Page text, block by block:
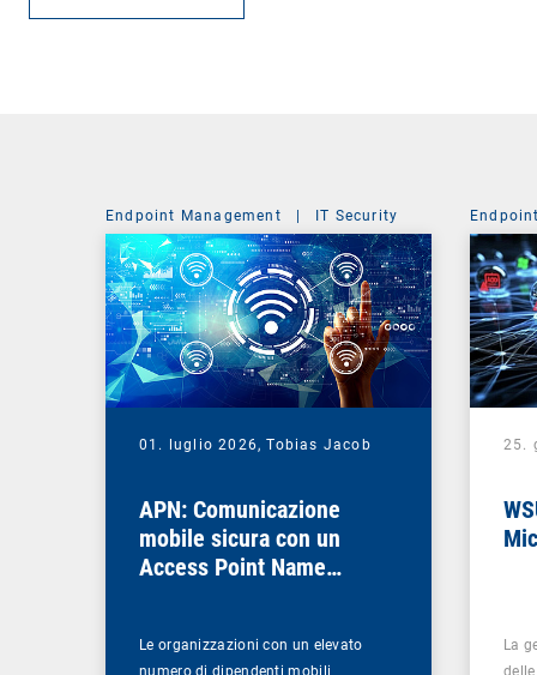
Endpoint Management | IT Security
01. luglio 2026,Tobias Jacob
APN: Comunicazione
mobile sicura con un
Access Point Name
Le organizzazioni con un elevato
numero di dipendenti mobili
25.
La